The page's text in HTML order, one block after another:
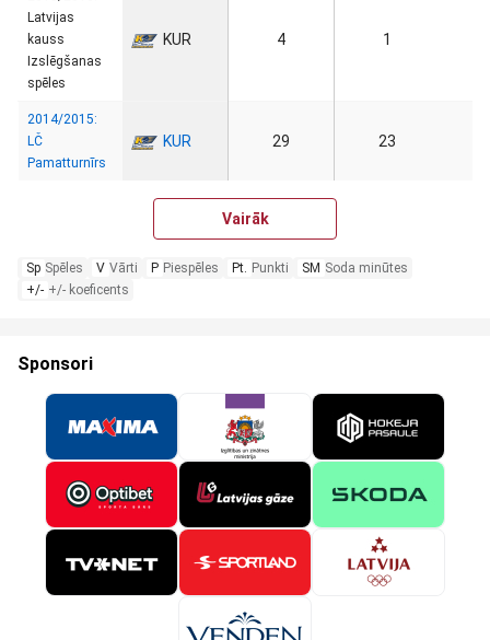
Latvijas
kauss
Izslēgšanas
spēles
KUR 4 1
2014/2015:
LČ
Pamatturnīrs
KUR 29 23
Vairāk
Sp Spēles V Vārti P Piespēles Pt. Punkti SM Soda minūtes
+/- +/- koeficents
Sponsori